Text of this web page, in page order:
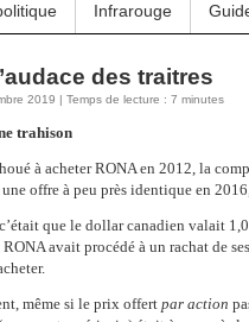
Infrarouge
des traitres
2019 | Temps de lecture : 7 minutes
trahison
à acheter RONA en 2012, la
offre à peu près identique en
que le dollar canadien valait
avait procédé à un rachat de
même si le prix offert par action